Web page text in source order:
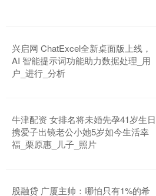
兴启网 ChatExcel全新桌面版上线，
AI 智能提示词功能助力数据处理_用
户_进行_分析
牛津配资 女排名将未婚先孕41岁生日
携爱子出镜老公小她5岁如今生活幸
福_栗原惠_儿子_照片
股融贷 广厦主帅：哪怕只有1%的希